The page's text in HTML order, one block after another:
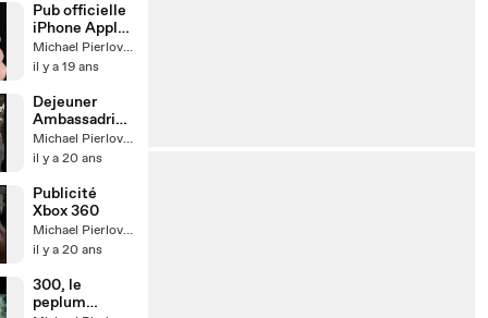
Pub officielle
iPhone Apple
(How to)
Michael Pierlovisi
il y a 19 ans
Dejeuner
Ambassadrice
s Pyrex
Michael Pierlovisi
il y a 20 ans
Publicité
Xbox 360
Michael Pierlovisi
il y a 20 ans
300, le
peplum